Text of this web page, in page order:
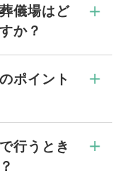
ど、どこでも行
つ方も多いの
れるのでは？」
ゃいますが、
にあわせて場所
。
儀場はど
か？
駅や車でのア
実際に斎場を見
ポイント
すい場所がやは
行うとき